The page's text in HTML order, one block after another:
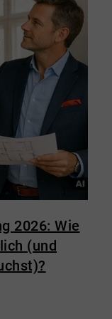
2026: Wie
(und